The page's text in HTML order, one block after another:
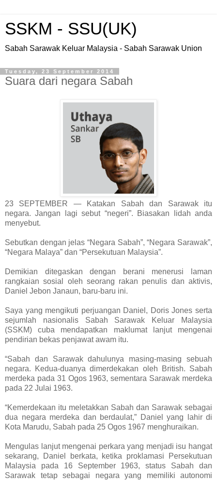
SSKM - SSU(UK)
Sabah Sarawak Keluar Malaysia - Sabah Sarawak Union
Tuesday, 23 September 2014
Suara dari negara Sabah
23 SEPTEMBER ― Katakan Sabah dan Sarawak itu
negara. Jangan lagi sebut “negeri”. Biasakan lidah anda
menyebut.
Sebutkan dengan jelas “Negara Sabah”, “Negara Sarawak”,
“Negara Malaya” dan “Persekutuan Malaysia”.
Demikian ditegaskan dengan berani menerusi laman
rangkaian sosial oleh seorang rakan penulis dan aktivis,
Daniel Jebon Janaun, baru-baru ini.
Saya yang mengikuti perjuangan Daniel, Doris Jones serta
sejumlah nasionalis Sabah Sarawak Keluar Malaysia
(SSKM) cuba mendapatkan maklumat lanjut mengenai
pendirian bekas penjawat awam itu.
“Sabah dan Sarawak dahulunya masing-masing sebuah
negara. Kedua-duanya dimerdekakan oleh British. Sabah
merdeka pada 31 Ogos 1963, sementara Sarawak merdeka
pada 22 Julai 1963.
“Kemerdekaan itu meletakkan Sabah dan Sarawak sebagai
dua negara merdeka dan berdaulat,” Daniel yang lahir di
Kota Marudu, Sabah pada 25 Ogos 1967 menghuraikan.
Mengulas lanjut mengenai perkara yang menjadi isu hangat
sekarang, Daniel berkata, ketika proklamasi Persekutuan
Malaysia pada 16 September 1963, status Sabah dan
Sarawak tetap sebagai negara yang memiliki autonomi